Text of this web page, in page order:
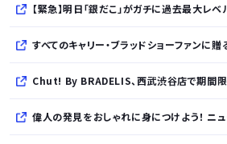
【緊急】明日「銀だこ」がガチに過去最大レベルに混みそう
すべてのキャリー・ブラッドショーファンに贈る、Desigualの
Chut! By BRADELIS、西武渋谷店で期間限定POP UP STOREを開催
偉人の発見をおしゃれに身につけよう！ ニュートンとガリレオの有名な発見をモチーフにした、クール